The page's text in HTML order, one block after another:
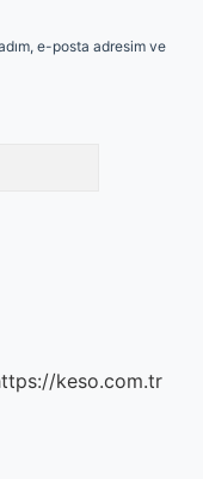
e-posta adresim ve
keso.com.tr